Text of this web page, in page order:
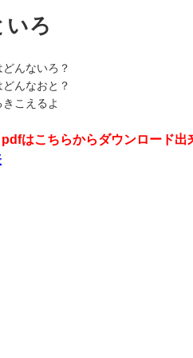
いろ
んないろ？
んなおと？
きこえるよ
pdfはこちらからダウンロード出